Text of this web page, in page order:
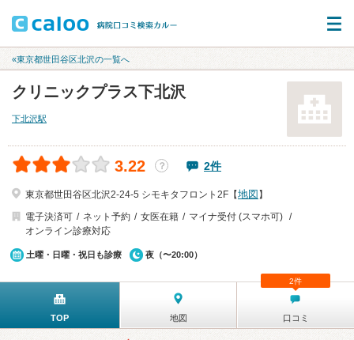
«東京都世田谷区北沢の一覧へ
クリニックプラス下北沢
下北沢駅
3.22 ？ 2件
東京都世田谷区北沢2-24-5 シモキタフロント2F【地図 】
電子決済可
ネット予約 女医在籍
マイナ受付 (スマホ可)
オンライン診療対応
土曜・日曜・祝日も診療 夜（〜20:00）
TOP 地図 口コミ
2件